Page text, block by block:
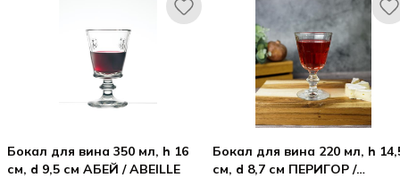
Бокал для вина 350 мл, h 16
см, d 9,5 см АБЕЙ / ABEILLE
Бокал для вина 220 мл, h
см, d 8,7 см ПЕРИГОР /